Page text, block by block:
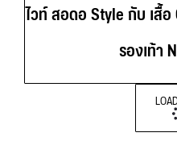
ไวท์ สอดอ Style กับ เสื้อ
รองเท้า